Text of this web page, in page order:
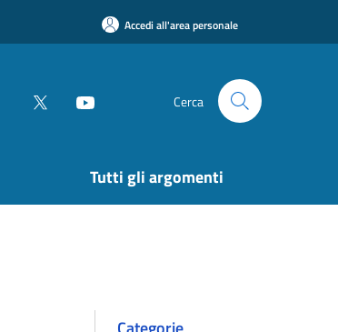
Accedi all'area personale
Cerca
Tutti gli argomenti